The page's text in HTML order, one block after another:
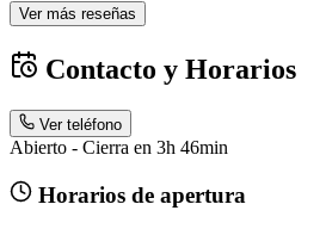
Ver más reseñas
Contacto y Horarios
Ver teléfono
Abierto - Cierra en 3h 46min
Horarios de apertura